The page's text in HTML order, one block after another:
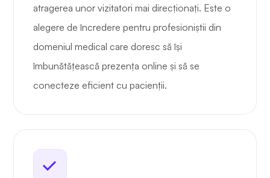
atragerea unor vizitatori mai direcționați. Este o
alegere de încredere pentru profesioniștii din
domeniul medical care doresc să își
îmbunătățească prezența online și să se
conecteze eficient cu pacienții.